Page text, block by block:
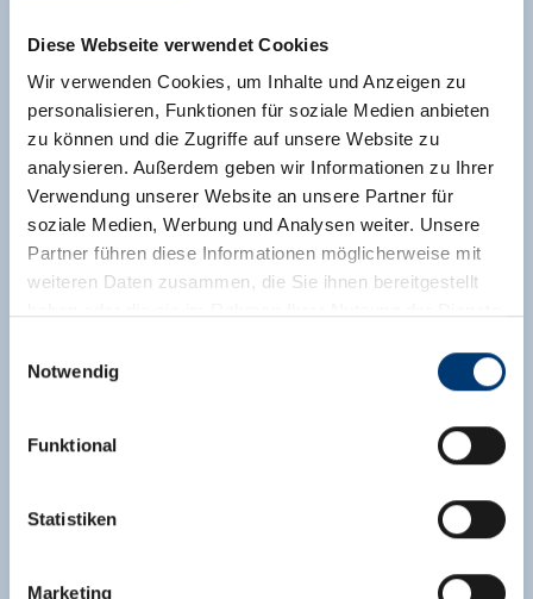
Diese Webseite verwendet Cookies
Wir verwenden Cookies, um Inhalte und Anzeigen zu
personalisieren, Funktionen für soziale Medien anbieten
zu können und die Zugriffe auf unsere Website zu
analysieren. Außerdem geben wir Informationen zu Ihrer
Verwendung unserer Website an unsere Partner für
soziale Medien, Werbung und Analysen weiter. Unsere
Partner führen diese Informationen möglicherweise mit
weiteren Daten zusammen, die Sie ihnen bereitgestellt
Rohr 23// A-6280 Zell am Ziller
www.zillertalarena.com
Notwendig
Funktional
Statistiken
Marketing